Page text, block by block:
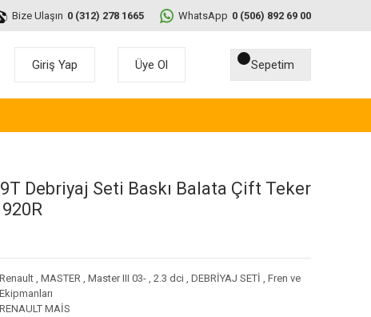
Bize Ulaşın 0 (312) 278 1665 WhatsApp 0 (506) 892 69 00
Giriş Yap Üye Ol Sepetim
Debriyaj Seti Baskı Balata Çift Teker
Renault , MASTER , Master III 03- , 2.3 dci , DEBRİYAJ SETİ , Fren ve
Ekipmanları
RENAULT MAİS